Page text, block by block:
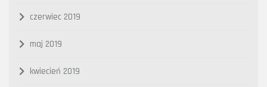
czerwiec 2019
maj 2019
kwiecień 2019